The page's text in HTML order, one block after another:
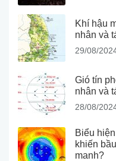
Khí hậu
nhân và
29/08/
Gió tín
nhân và
28/08/
Biểu
khiến
manh?